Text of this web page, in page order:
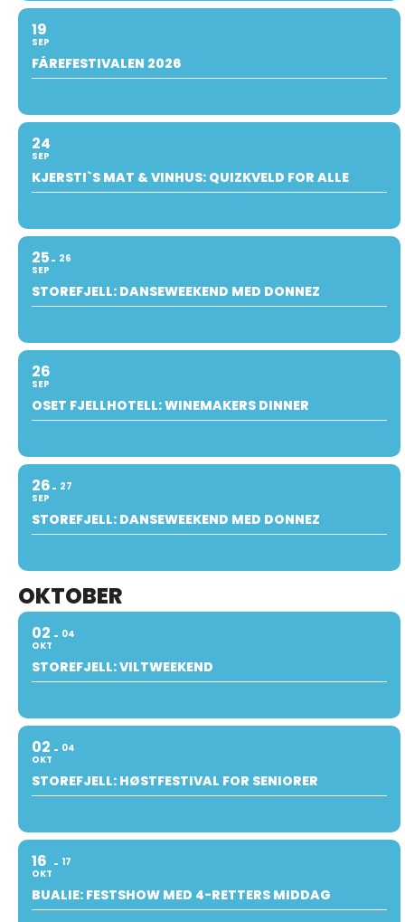
19
SEP
FÅREFESTIVALEN 2026
24
SEP
KJERSTI`S MAT & VINHUS: QUIZKVELD FOR ALLE
25
SEP
26
STOREFJELL: DANSEWEEKEND MED DONNEZ
26
SEP
OSET FJELLHOTELL: WINEMAKERS DINNER
26
SEP
27
STOREFJELL: DANSEWEEKEND MED DONNEZ
OKTOBER
02
OKT
04
STOREFJELL: VILTWEEKEND
02
OKT
04
STOREFJELL: HØSTFESTIVAL FOR SENIORER
16
OKT
17
BUALIE: FESTSHOW MED 4-RETTERS MIDDAG